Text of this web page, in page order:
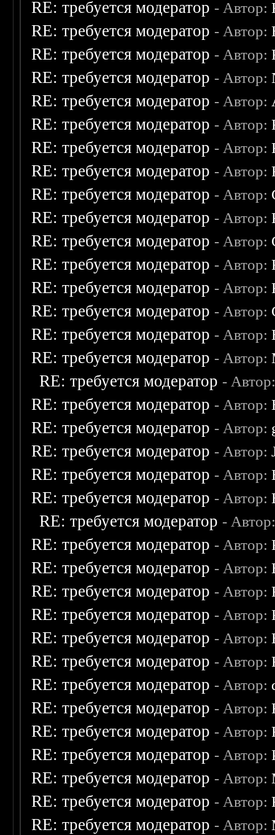
RE: требуется модератор - Автор:
RE: требуется модератор - Автор:
RE: требуется модератор - Автор:
RE: требуется модератор - Автор:
RE: требуется модератор - Автор:
RE: требуется модератор - Автор:
RE: требуется модератор - Автор:
RE: требуется модератор - Автор:
RE: требуется модератор - Автор:
RE: требуется модератор - Автор:
RE: требуется модератор - Автор:
RE: требуется модератор - Автор:
RE: требуется модератор - Автор:
RE: требуется модератор - Автор:
RE: требуется модератор - Автор:
RE: требуется модератор - Автор:
RE: требуется модератор -
RE: требуется модератор - Автор:
RE: требуется модератор - Автор:
RE: требуется модератор - Автор:
RE: требуется модератор - Автор:
RE: требуется модератор - Автор:
RE: требуется модератор -
RE: требуется модератор - Автор:
RE: требуется модератор - Автор:
RE: требуется модератор - Автор:
RE: требуется модератор - Автор:
RE: требуется модератор - Автор:
RE: требуется модератор - Автор:
RE: требуется модератор - Автор:
RE: требуется модератор - Автор:
RE: требуется модератор - Автор:
RE: требуется модератор - Автор:
RE: требуется модератор - Автор:
RE: требуется модератор - Автор:
RE: требуется модератор - Автор: